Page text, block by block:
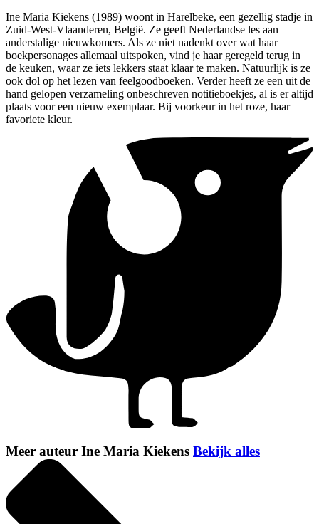
Ine Maria Kiekens (1989) woont in Harelbeke, een gezellig stadje in
Zuid-West-Vlaanderen, België. Ze geeft Nederlandse les aan
anderstalige nieuwkomers. Als ze niet nadenkt over wat haar
boekpersonages allemaal uitspoken, vind je haar geregeld terug in
de keuken, waar ze iets lekkers staat klaar te maken. Natuurlijk is ze
ook dol op het lezen van feelgoodboeken. Verder heeft ze een uit de
hand gelopen verzameling onbeschreven notitieboekjes, al is er altijd
plaats voor een nieuw exemplaar. Bij voorkeur in het roze, haar
favoriete kleur.
Meer auteur Ine Maria Kiekens Bekijk alles